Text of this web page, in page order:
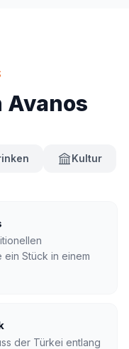
Avanos
Kultur
Stück in einem
der Türkei entlang